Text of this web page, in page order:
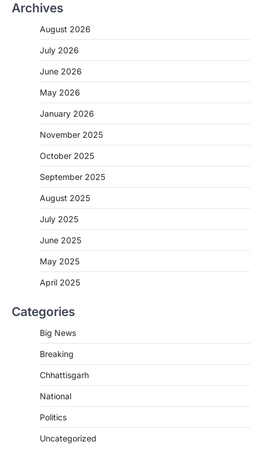
Archives
August 2026
July 2026
June 2026
May 2026
January 2026
November 2025
October 2025
September 2025
August 2025
July 2025
June 2025
May 2025
April 2025
Categories
Big News
Breaking
Chhattisgarh
National
Politics
Uncategorized
CHHATTISGARH
CG : मुख्यमंत्री विष्णुदेव साय के नेतृत्व में
छत्तीसगढ़ को बड़ी उपलब्धि
More Khabar August 7, 2026
रायपुर। मुख्यमंत्री विष्णुदेव साय के नेतृत्व में स्वच्छ ऊर्जा,
हरित विकास और किसानों की आय…
CHHATTISGARH
के स्त्री एवं प्रसूति रोग विभाग के विशेषज्ञ डॉक्टरों…
CG: 1 से 19 वर्ष तक के बच्चों को निःशुल्क दी